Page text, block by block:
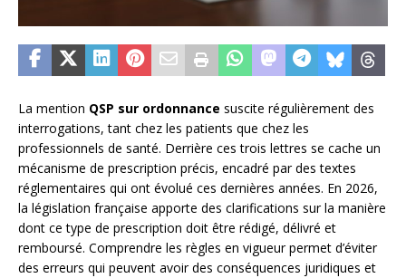
La mention QSP sur ordonnance suscite régulièrement des
interrogations, tant chez les patients que chez les
professionnels de santé. Derrière ces trois lettres se cache un
mécanisme de prescription précis, encadré par des textes
réglementaires qui ont évolué ces dernières années. En 2026,
la législation française apporte des clarifications sur la manière
dont ce type de prescription doit être rédigé, délivré et
remboursé. Comprendre les règles en vigueur permet d’éviter
des erreurs qui peuvent avoir des conséquences juridiques et